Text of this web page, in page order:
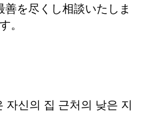
善を尽くし相談いたしま
す。
자신의 집 근처의 낮은 지